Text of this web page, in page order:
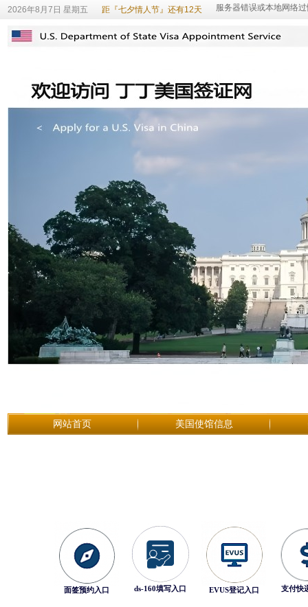
2026年8月7日 星期五 距『七夕情人节』还有12天
网站首页 美国使馆信息
面签预约入口 ds-160填写入口 EVUS登记入口 支付快